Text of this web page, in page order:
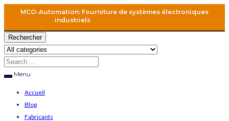
MCO-Automation: Fourniture de systèmes électroniques
industriels
Rechercher
Menu
Accueil
Blog
Fabricants